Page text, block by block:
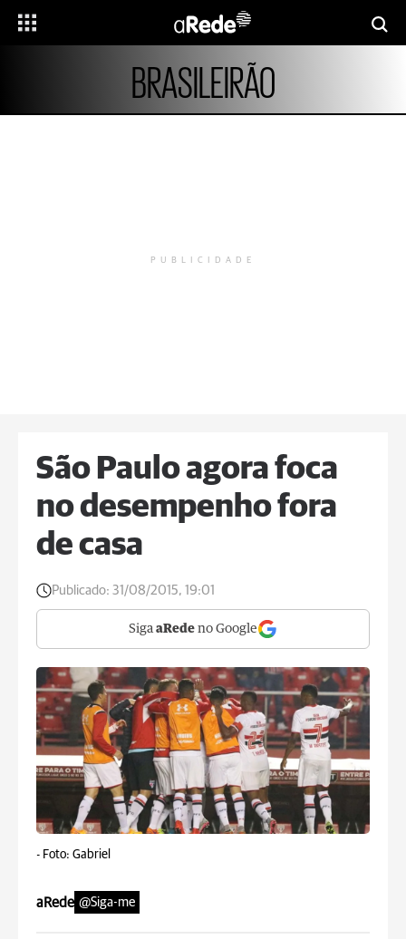
BRASILEIRÃO
PUBLICIDADE
São Paulo agora foca
no desempenho fora
de casa
Publicado: 31/08/2015, 19:01
Siga aRede no Google
- Foto: Gabriel
aRede @Siga-me